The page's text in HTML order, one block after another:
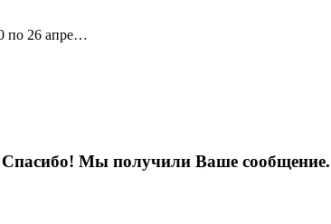
по 26 апре…
Спасибо! Мы получили Ваше сообщение.